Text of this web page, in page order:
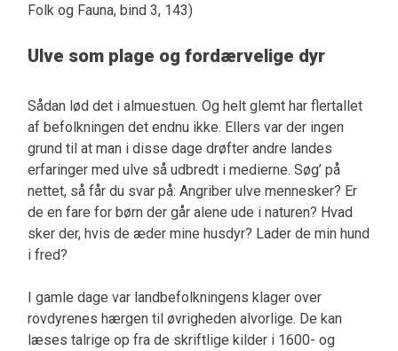
Folk og Fauna, bind 3, 143)
Ulve som plage og fordærvelige dyr
Sådan lød det i almuestuen. Og helt glemt har flertallet
af befolkningen det endnu ikke. Ellers var der ingen
grund til at man i disse dage drøfter andre landes
erfaringer med ulve så udbredt i medierne. Søg’ på
nettet, så får du svar på: Angriber ulve mennesker? Er
de en fare for børn der går alene ude i naturen? Hvad
sker der, hvis de æder mine husdyr? Lader de min hund
i fred?
I gamle dage var landbefolkningens klager over
rovdyrenes hærgen til øvrigheden alvorlige. De kan
læses talrige op fra de skriftlige kilder i 1600- og